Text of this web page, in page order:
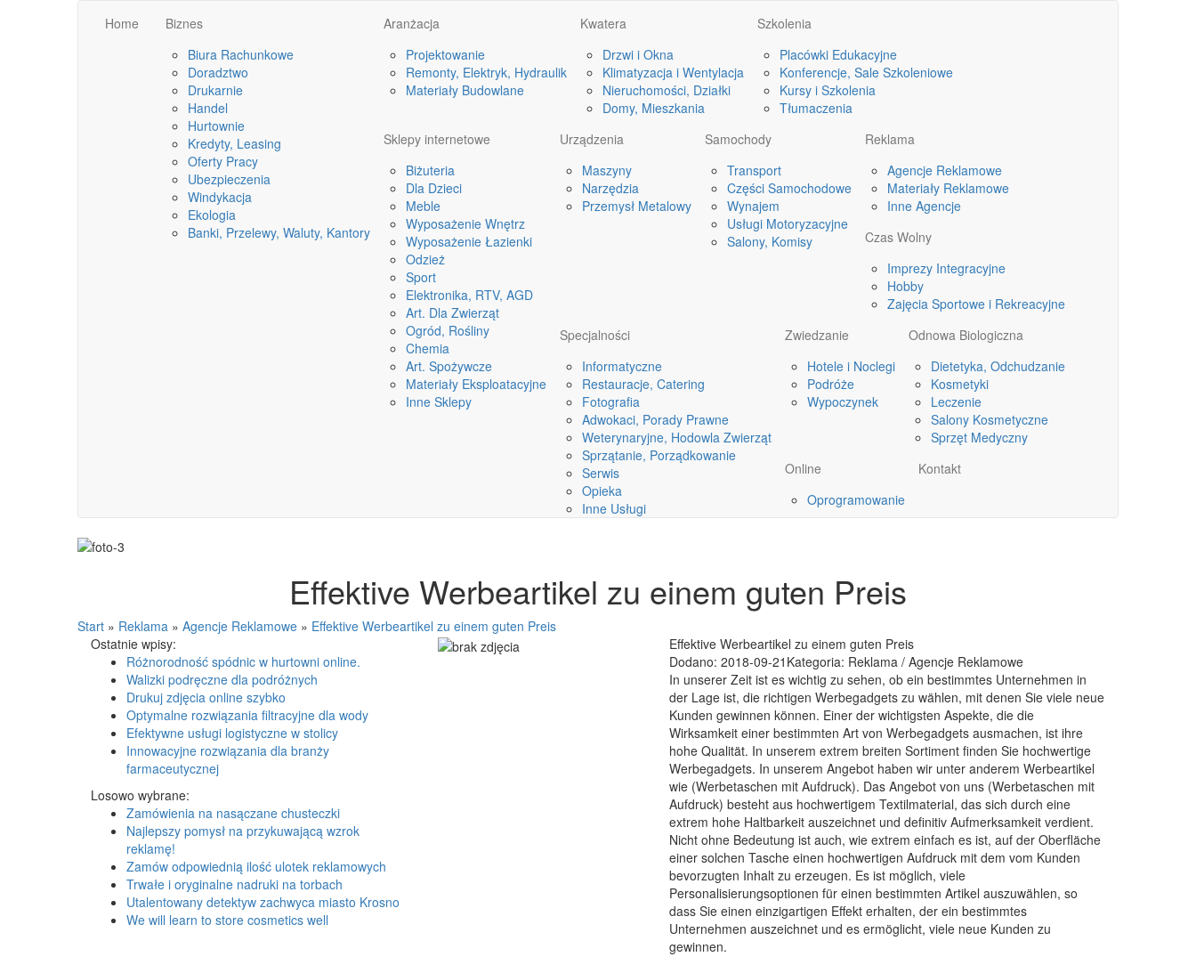
Home
Biznes
Biura Rachunkowe
Doradztwo
Drukarnie
Handel
Hurtownie
Kredyty, Leasing
Oferty Pracy
Ubezpieczenia
Windykacja
Ekologia
Banki, Przelewy, Waluty, Kantory
Aranżacja
Projektowanie
Remonty, Elektryk, Hydraulik
Materiały Budowlane
Kwatera
Drzwi i Okna
Klimatyzacja i Wentylacja
Nieruchomości, Działki
Domy, Mieszkania
Szkolenia
Placówki Edukacyjne
Konferencje, Sale Szkoleniowe
Kursy i Szkolenia
Tłumaczenia
Sklepy internetowe
Biżuteria
Dla Dzieci
Meble
Wyposażenie Wnętrz
Wyposażenie Łazienki
Odzież
Sport
Elektronika, RTV, AGD
Art. Dla Zwierząt
Ogród, Rośliny
Chemia
Art. Spożywcze
Materiały Eksploatacyjne
Inne Sklepy
Urządzenia
Maszyny
Narzędzia
Przemysł Metalowy
Samochody
Transport
Części Samochodowe
Wynajem
Usługi Motoryzacyjne
Salony, Komisy
Reklama
Agencje Reklamowe
Materiały Reklamowe
Inne Agencje
Czas Wolny
Imprezy Integracyjne
Hobby
Zajęcia Sportowe i Rekreacyjne
Specjalności
Informatyczne
Restauracje, Catering
Fotografia
Adwokaci, Porady Prawne
Weterynaryjne, Hodowla Zwierząt
Sprzątanie, Porządkowanie
Serwis
Opieka
Inne Usługi
Zwiedzanie
Hotele i Noclegi
Podróże
Wypoczynek
Odnowa Biologiczna
Dietetyka, Odchudzanie
Kosmetyki
Leczenie
Salony Kosmetyczne
Sprzęt Medyczny
Online
Oprogramowanie
Kontakt
Effektive Werbeartikel zu einem guten Preis
Start » Reklama » Agencje Reklamowe » Effektive Werbeartikel zu einem guten Preis
Ostatnie wpisy:
Różnorodność spódnic w hurtowni online.
Walizki podręczne dla podróżnych
Drukuj zdjęcia online szybko
Optymalne rozwiązania filtracyjne dla wody
Efektywne usługi logistyczne w stolicy
Innowacyjne rozwiązania dla branży
farmaceutycznej
Losowo wybrane:
Zamówienia na nasączane chusteczki
Najlepszy pomysł na przykuwającą wzrok
reklamę!
Zamów odpowiednią ilość ulotek reklamowych
Trwałe i oryginalne nadruki na torbach
Utalentowany detektyw zachwyca miasto Krosno
We will learn to store cosmetics well
Effektive Werbeartikel zu einem guten Preis
Dodano: 2018-09-21 Kategoria: Reklama / Agencje Reklamowe
In unserer Zeit ist es wichtig zu sehen, ob ein bestimmtes Unternehmen in
der Lage ist, die richtigen Werbegadgets zu wählen, mit denen Sie viele neue
Kunden gewinnen können. Einer der wichtigsten Aspekte, die die
Wirksamkeit einer bestimmten Art von Werbegadgets ausmachen, ist ihre
hohe Qualität. In unserem extrem breiten Sortiment finden Sie hochwertige
Werbegadgets. In unserem Angebot haben wir unter anderem Werbeartikel
wie (Werbetaschen mit Aufdruck). Das Angebot von uns (Werbetaschen mit
Aufdruck) besteht aus hochwertigem Textilmaterial, das sich durch eine
extrem hohe Haltbarkeit auszeichnet und definitiv Aufmerksamkeit verdient.
Nicht ohne Bedeutung ist auch, wie extrem einfach es ist, auf der Oberfläche
einer solchen Tasche einen hochwertigen Aufdruck mit dem vom Kunden
bevorzugten Inhalt zu erzeugen. Es ist möglich, viele
Personalisierungsoptionen für einen bestimmten Artikel auszuwählen, so
dass Sie einen einzigartigen Effekt erhalten, der ein bestimmtes
Unternehmen auszeichnet und es ermöglicht, viele neue Kunden zu
gewinnen.